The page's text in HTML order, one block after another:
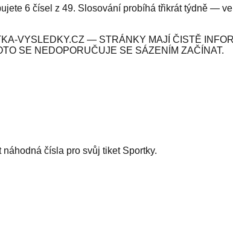
6 čísel z 49. Slosování probíhá třikrát týdně —
VYSLEDKY.CZ — STRÁNKY MAJÍ ČISTĚ
SE NEDOPORUČUJE SE SÁZENÍM ZAČÍNAT.
čísla pro svůj tiket Sportky.